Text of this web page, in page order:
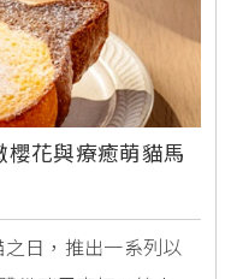
花與療癒萌貓馬
日，推出一系列以